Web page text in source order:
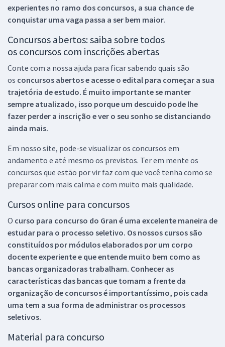
experientes no ramo dos concursos, a sua chance de
conquistar uma vaga passa a ser bem maior.
Concursos abertos: saiba sobre todos
os concursos com inscrições abertas
Conte com a nossa ajuda para ficar sabendo quais são
os concursos abertos e acesse o edital para começar a sua
trajetória de estudo. É muito importante se manter
sempre atualizado, isso porque um descuido pode lhe
fazer perder a inscrição e ver o seu sonho se distanciando
ainda mais.
Em nosso site, pode-se visualizar os concursos em
andamento e até mesmo os previstos. Ter em mente os
concursos que estão por vir faz com que você tenha como se
preparar com mais calma e com muito mais qualidade.
Cursos online para concursos
O curso para concurso do Gran é uma excelente maneira de
estudar para o processo seletivo. Os nossos cursos são
constituídos por módulos elaborados por um corpo
docente experiente e que entende muito bem como as
bancas organizadoras trabalham. Conhecer as
características das bancas que tomam a frente da
organização de concursos é importantíssimo, pois cada
uma tem a sua forma de administrar os processos
seletivos.
Material para concurso